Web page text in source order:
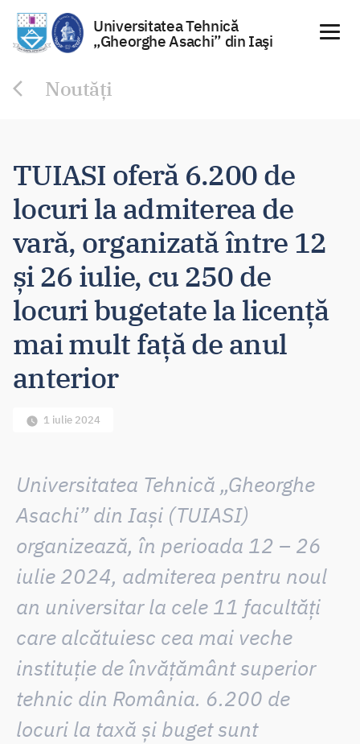
Universitatea Tehnică
„Gheorghe Asachi” din Iaşi
Noutăți
TUIASI oferă 6.200 de
locuri la admiterea de
vară, organizată între 12
și 26 iulie, cu 250 de
locuri bugetate la licență
mai mult față de anul
anterior
1 iulie 2024
Universitatea Tehnică „Gheorghe
Asachi” din Iași (TUIASI)
organizează, în perioada 12 – 26
iulie 2024, admiterea pentru noul
an universitarla cele 11 facultăți
care alcătuiesc cea mai veche
instituție de învățământ superior
tehnic din România. 6.200 de
locuri la taxă și buget sunt